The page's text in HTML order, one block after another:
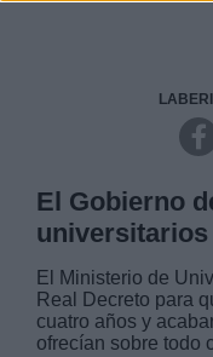
El Gobierno
universitarios
El Ministerio de
Real Decreto para
cuatro años y
ofrecían sobre todo